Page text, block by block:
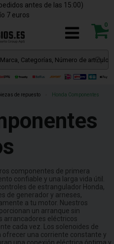
antes de las 15:00)
7 euros
0
de repuesto
Honda Componentes
componentes de primera
confiable y una larga vida útil.
de estrangulador Honda,
de generador y arneses,
a tu motor. Nuestros
un arranque sin
arrancadores eléctricos
cada vez. Los solenoides de
una corriente constante y